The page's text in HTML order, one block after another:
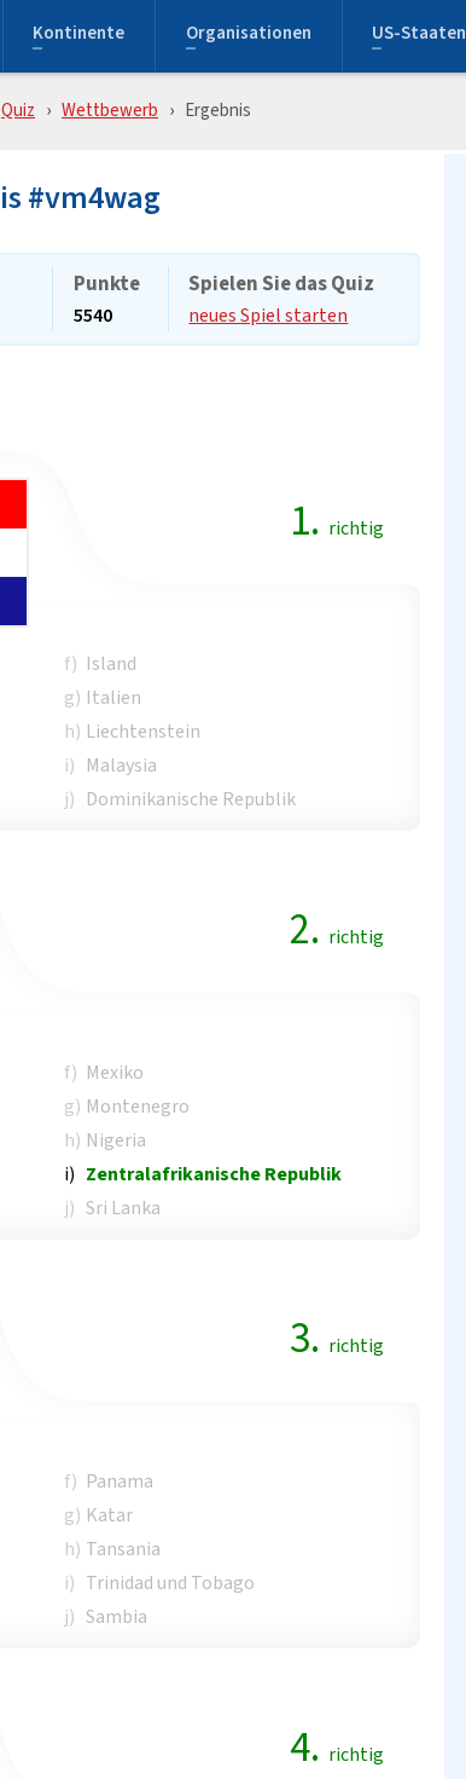
Kontinente Organisationen US-Staaten
Quiz Wettbewerb Ergebnis
#vm4wag
Punkte
5540
Spielen Sie das Quiz
neues Spiel starten
1. richtig
f) Island
g) Italien
h) Liechtenstein
i) Malaysia
j) Dominikanische Republik
2. richtig
f) Mexiko
g) Montenegro
h) Nigeria
i) Zentralafrikanische Republik
j) Sri Lanka
3. richtig
f) Panama
g) Katar
h) Tansania
i) Trinidad und Tobago
j) Sambia
4. richtig